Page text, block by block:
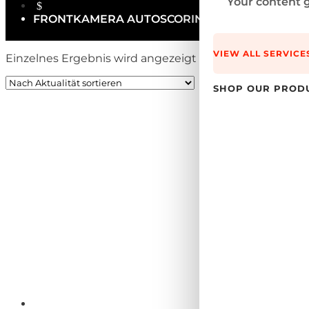
VIEW ALL
SHOP OUR
$
FRONTKAMERA AUTOSCORING
Einzelnes Ergebnis wird angezeigt